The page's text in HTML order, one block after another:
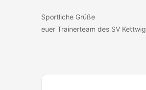
Sportliche Grüße
euer Trainerteam des SV